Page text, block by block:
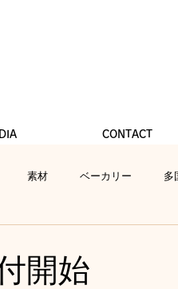
CONTACT
素材 ベーカリー 多
開始